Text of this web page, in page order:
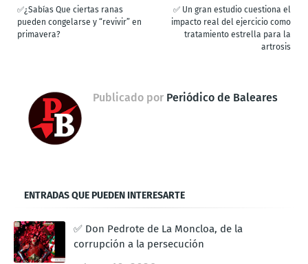
✅ Un gran estudio cuestiona el
impacto real del ejercicio como
tratamiento estrella para la
artrosis
✅¿Sabías Que ciertas ranas
pueden congelarse y “revivir” en
primavera?
Publicado por Periódico de Baleares
ENTRADAS QUE PUEDEN INTERESARTE
✅ Don Pedrote de La Moncloa, de la
corrupción a la persecución